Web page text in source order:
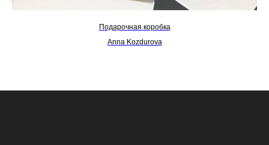
Подарочная коробка
Anna Kozdurova